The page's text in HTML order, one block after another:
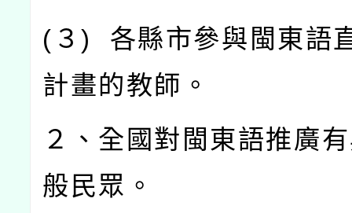
( ３) 各縣市參與閩東語
計畫的教師。
２、全國對閩東語推廣
般民眾。